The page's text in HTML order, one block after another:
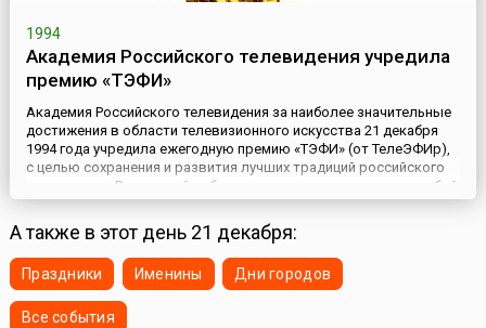
1994
Академия Российского телевидения учредила
премию «ТЭФИ»
Академия Российского телевидения за наиболее значительные
достижения в области телевизионного искусства 21 декабря
1994 года учредила ежегодную премию «ТЭФИ» (от ТелеЭФИр),
с целью сохранения и развития лучших традиций российского
телевидения.Вручаемый победителям приз представляет собой
статуэтку, которая изображает Орфея, разрывающего грудь и
играющего на струнах своей души (автор — скульпто...
А также в этот день 21 декабря:
Праздники Именины Дни городов
Все события